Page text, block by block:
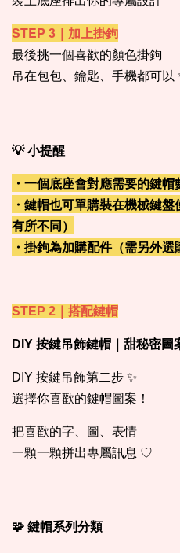
STEP 3｜加上掛鉤
最後挑一個喜歡的顏色掛鉤
吊在包包、鑰匙、手機都可以
💡 小提醒
・一個底座會對應需要的鍵帽
・鍵帽也可單購裝在機械鍵
有所不同）
・掛鉤為加購配件（需另外選
STEP 2｜搭配鍵帽
DIY 按鍵吊飾鍵帽｜甜秘密圖
DIY 按鍵吊飾第二步 ✨
選擇你喜歡的鍵帽圖案！
把喜歡的字、圖、表情
一顆一顆拼出專屬訊息 ♡
🧩 鍵帽系列分類